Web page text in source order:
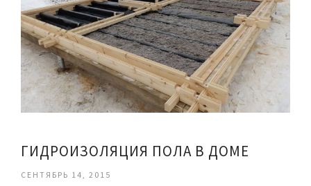
ГИДРОИЗОЛЯЦИЯ ПОЛА В ДОМЕ
СЕНТЯБРЬ 14, 2015